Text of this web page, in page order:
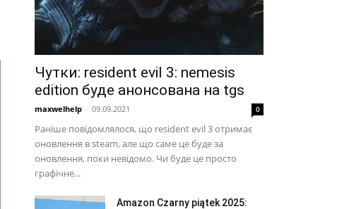
Чутки: resident evil 3: nemesis
edition буде анонсована на tgs
maxwelhelp - 09.09.2021 0
Раніше повідомлялося, що resident evil 3 отримає
оновлення в steam, але що саме це буде за
оновлення, поки невідомо. Чи буде це просто
графічне...
Amazon Czarny piątek 2025: